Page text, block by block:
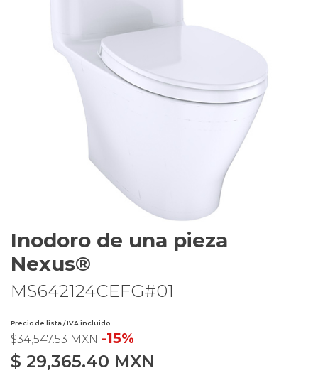
Inodoro de una pieza
Nexus®
MS642124CEFG#01
Precio de lista / IVA incluido
$34,547.53 MXN -15%
$ 29,365.40 MXN